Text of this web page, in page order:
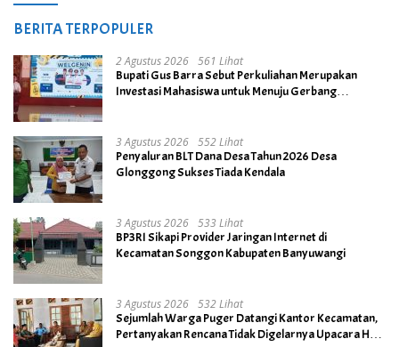
BERITA TERPOPULER
2 Agustus 2026 561 Lihat
Bupati Gus Barra Sebut Perkuliahan Merupakan
Investasi Mahasiswa untuk Menuju Gerbang
3 Agustus 2026 552 Lihat
Penyaluran BLT Dana Desa Tahun 2026 Desa
Glonggong Sukses Tiada Kendala
3 Agustus 2026 533 Lihat
BP3RI Sikapi Provider Jaringan Internet di
Kecamatan Songgon Kabupaten Banyuwangi
3 Agustus 2026 532 Lihat
Sejumlah Warga Puger Datangi Kantor Kecamatan,
Pertanyakan Rencana Tidak Digelarnya Upacara HUT